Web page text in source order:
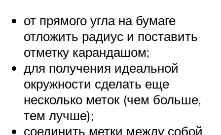
от прямого угла на бумаге
отложить радиус и поставить
отметку карандашом;
для получения идеальной
окружности сделать еще
несколько меток (чем больше,
тем лучше);
соединить метки между собой